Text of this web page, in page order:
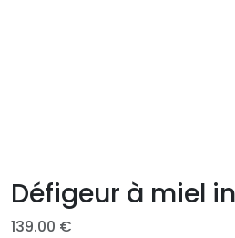
Défigeur à miel
139.00 €